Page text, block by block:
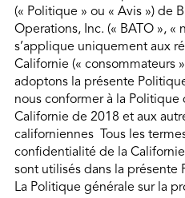
(« Politique » ou « Avis ») de
Operations, Inc. (« BATO », «
s’applique uniquement aux
Californie (« consommateurs
adoptons la présente
nous conformer à la
Californie de 2018 et aux
californiennes Tous les
confidentialité de la
sont utilisés dans la présente
La Politique générale sur la